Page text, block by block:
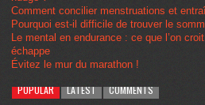
Comment concilier menstruations et
Pourquoi est-il difficile de trouver le
Le mental en endurance : ce que l’on
échappe
Évitez le mur du marathon !
POPULAR LATEST COMMENTS